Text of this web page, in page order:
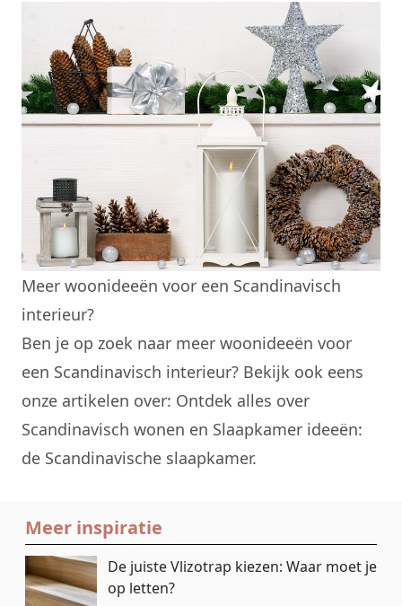
Meer woonideeën voor een Scandinavisch
interieur?
Ben je op zoek naar meer woonideeën voor
een Scandinavisch interieur? Bekijk ook eens
onze artikelen over: Ontdek alles over
Scandinavisch wonen en Slaapkamer ideeën:
de Scandinavische slaapkamer.
Meer inspiratie
De juiste Vlizotrap kiezen: Waar moet je
op letten?